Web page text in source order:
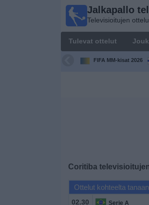
Jalkapallo
Televisioitujen
Tulevat ottelut
FIFA MM-kisat 2026
Coritiba
Ottelut kohteelta
02.30 Serie A
Jalkapallo
televisiossa
Televisioitujen
otteluiden opas